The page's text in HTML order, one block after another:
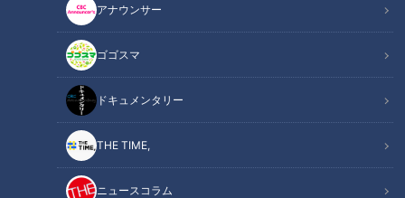
アナウンサー
ゴゴスマ
ドキュメンタリー
THE TIME,
ニュースコラム